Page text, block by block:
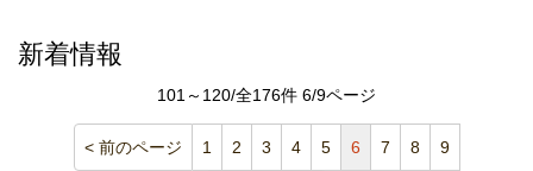
新着情報
101～120/全176件 6/9ページ
< 前のページ 1 2 3 4 5 6 7 8 9